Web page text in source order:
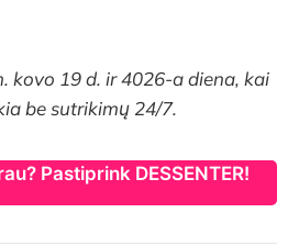
kovo 19 d. ir 4026-a diena, kai
be sutrikimų 24/7.
Pastiprink DESSENTER!